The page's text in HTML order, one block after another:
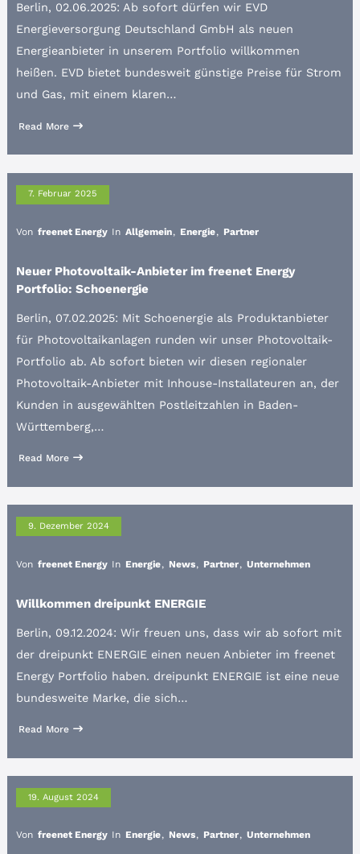
Berlin, 02.06.2025: Ab sofort dürfen wir EVD
Energieversorgung Deutschland GmbH als neuen
Energieanbieter in unserem Portfolio willkommen
heißen. EVD bietet bundesweit günstige Preise für Strom
und Gas, mit einem klaren…
Read More
7. Februar 2025
Von freenet Energy In Allgemein, Energie, Partner
Neuer Photovoltaik-Anbieter im freenet Energy
Portfolio: Schoenergie
Berlin, 07.02.2025: Mit Schoenergie als Produktanbieter
für Photovoltaikanlagen runden wir unser Photovoltaik-
Portfolio ab. Ab sofort bieten wir diesen regionaler
Photovoltaik-Anbieter mit Inhouse-Installateuren an, der
Kunden in ausgewählten Postleitzahlen in Baden-
Württemberg,…
Read More
9. Dezember 2024
Von freenet Energy In Energie, News, Partner, Unternehmen
Willkommen dreipunkt ENERGIE
Berlin, 09.12.2024: Wir freuen uns, dass wir ab sofort mit
der dreipunkt ENERGIE einen neuen Anbieter im freenet
Energy Portfolio haben. dreipunkt ENERGIE ist eine neue
bundesweite Marke, die sich…
Read More
19. August 2024
Von freenet Energy In Energie, News, Partner, Unternehmen